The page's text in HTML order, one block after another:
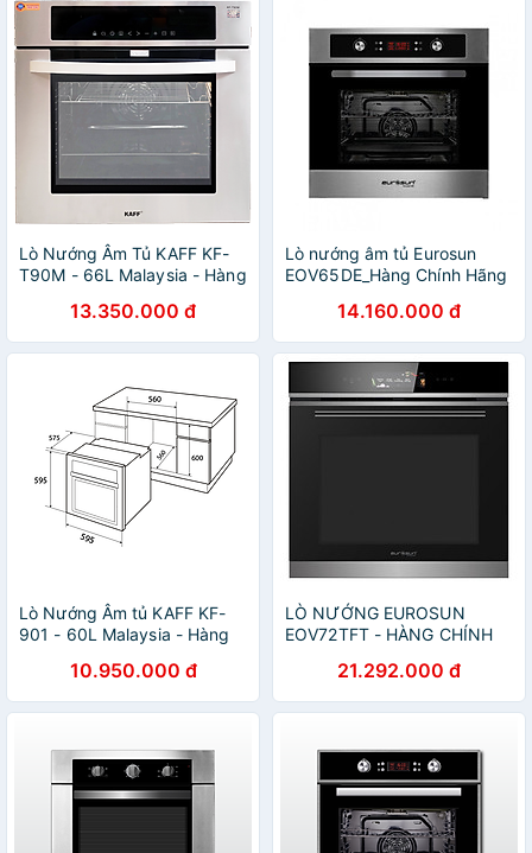
Lò Nướng Âm Tủ KAFF KF-
T90M - 66L Malaysia - Hàng
13.350.000 đ
Lò nướng âm tủ Eurosun
EOV65DE_Hàng Chính Hãng
14.160.000 đ
Lò Nướng Âm tủ KAFF KF-
901 - 60L Malaysia - Hàng
10.950.000 đ
LÒ NƯỚNG EUROSUN
EOV72TFT - HÀNG CHÍNH
21.292.000 đ